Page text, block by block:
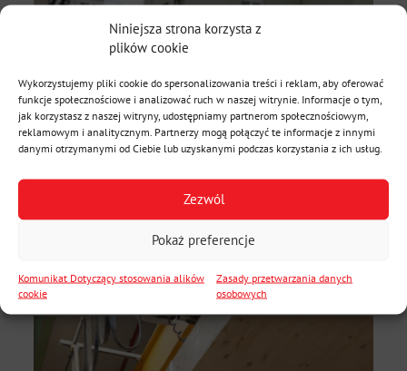
Niniejsza strona korzysta z
plików cookie
Wykorzystujemy pliki cookie do spersonalizowania treści i reklam, aby oferować
funkcje społecznościowe i analizować ruch w naszej witrynie. Informacje o tym,
jak korzystasz z naszej witryny, udostępniamy partnerom społecznościowym,
reklamowym i analitycznym. Partnerzy mogą połączyć te informacje z innymi
danymi otrzymanymi od Ciebie lub uzyskanymi podczas korzystania z ich usług.
Zezwól
Pokaż preferencje
Komunikat Dotyczący stosowania alików
cookie
Zasady przetwarzania danych
osobowych